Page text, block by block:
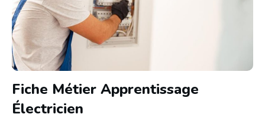
Fiche Métier Apprentissage
Électricien